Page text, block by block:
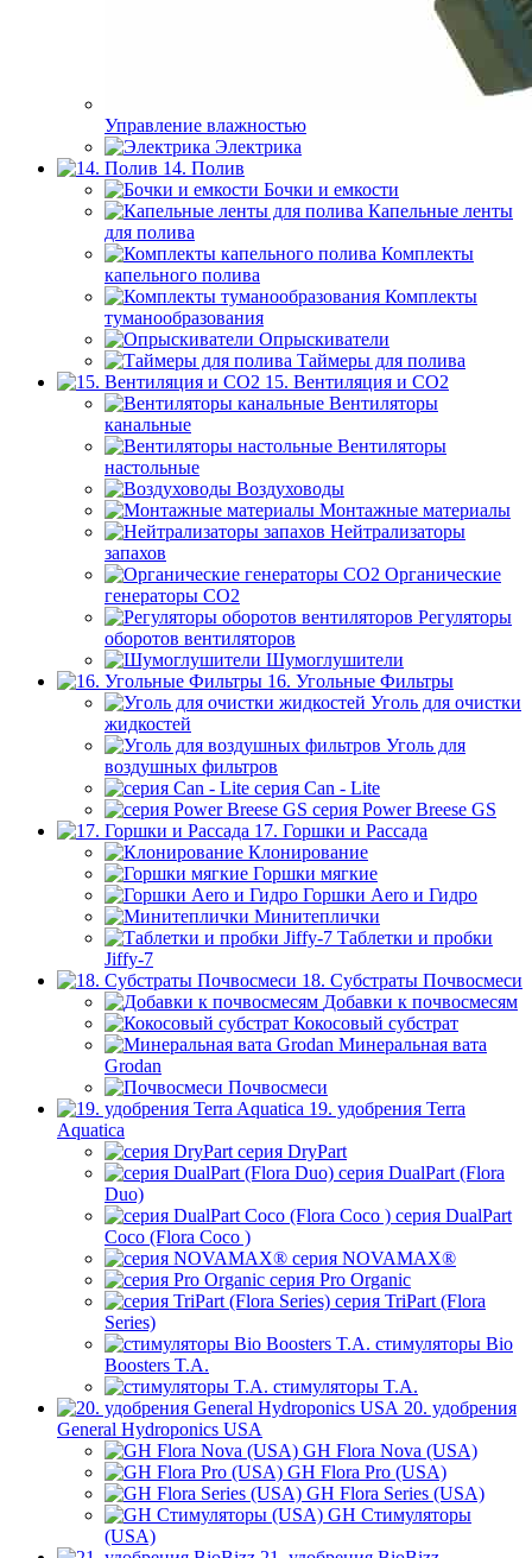
Управление влажностью
Электрика
14. Полив
Бочки и емкости
Капельные ленты
для полива
Комплекты
капельного полива
Комплекты
туманообразования
Опрыскиватели
Таймеры для полива
15. Вентиляция и CO2
Вентиляторы
канальные
Вентиляторы
настольные
Воздуховоды
Монтажные материалы
Нейтрализаторы
запахов
Органические
генераторы СО2
Регуляторы
оборотов вентиляторов
Шумоглушители
16. Угольные Фильтры
Уголь для очистки
жидкостей
Уголь для
воздушных фильтров
серия Can - Lite
серия Power Breese GS
17. Горшки и Рассада
Клонирование
Горшки мягкие
Горшки Aero и Гидро
Минитеплички
Таблетки и пробки
Jiffy-7
18. Субстраты Почвосмеси
Добавки к почвосмесям
Кокосовый субстрат
Минеральная вата
Grodan
Почвосмеси
19. удобрения Terra
Aquatica
серия DryPart
серия DualPart (Flora
Duo)
серия DualPart
Coco (Flora Coco )
серия NOVAMAX®
серия Pro Organic
серия TriPart (Flora
Series)
стимуляторы Bio
Boosters T.A.
стимуляторы T.A.
20. удобрения
General Hydroponics USA
GH Flora Nova (USA)
GH Flora Pro (USA)
GH Flora Series (USA)
GH Стимуляторы
(USA)